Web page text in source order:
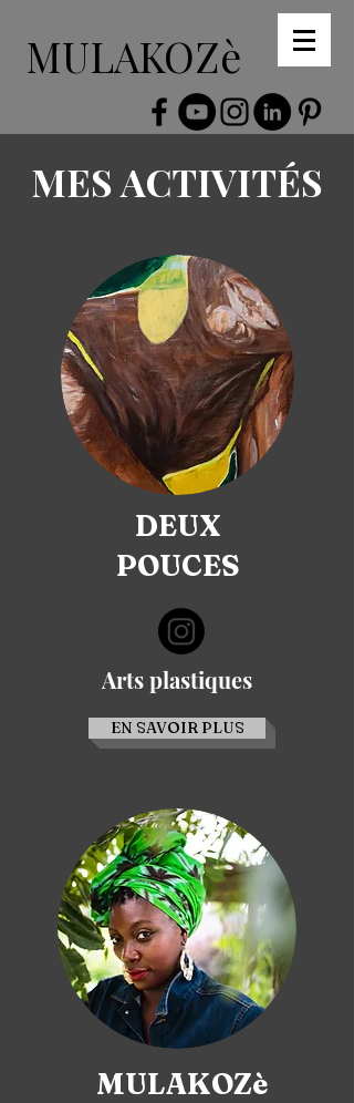
MULAKOZè
MES ACTIVITÉS
DEUX
POUCES
Arts plastiques
EN SAVOIR PLUS
MULAKOZè